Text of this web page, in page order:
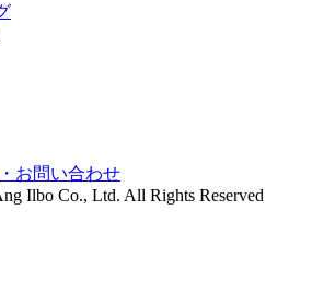
お問い合わせ
Ilbo Co., Ltd. All Rights Reserved